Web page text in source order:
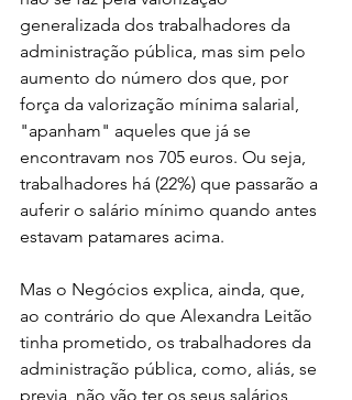
generalizada dos trabalhadores da
administração pública, mas sim pelo
aumento do número dos que, por
força da valorização mínima salarial,
"apanham" aqueles que já se
encontravam nos 705 euros. Ou seja,
trabalhadores há (22%) que passarão a
auferir o salário mínimo quando antes
estavam patamares acima.
Mas o Negócios explica, ainda, que,
ao contrário do que Alexandra Leitão
tinha prometido, os trabalhadores da
administração pública, como, aliás, se
previa, não vão ter os seus salários